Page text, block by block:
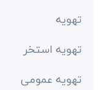
تهویه
تهویه استخر
تهویه عمومی